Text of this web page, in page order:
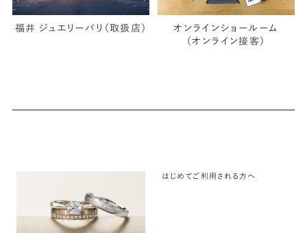
福井 ジュエリーパリ（取扱店）
オンラインショールーム
（オンライン接客）
はじめてご利用される方へ